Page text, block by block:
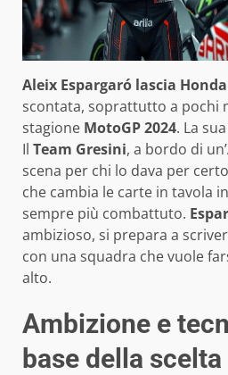
Aleix Espargaró lascia
scontata, soprattutto a pochi
stagione MotoGP 2024. La
Il Team Gresini, a bordo di un’
scena per chi lo dava per
che cambia le carte in tavola
sempre più combattuto.
ambizioso, si prepara a
con una squadra che vuole
alto.
Ambizione e
base della scelta